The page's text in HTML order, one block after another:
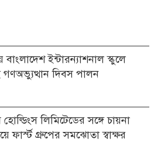
বাংলাদেশ ইন্টারন্যাশনাল স্কুলে
দিবস পালন
লিমিটেডের সঙ্গে চায়না
ফার্স্ট গ্রুপের সমঝোতা স্বাক্ষর